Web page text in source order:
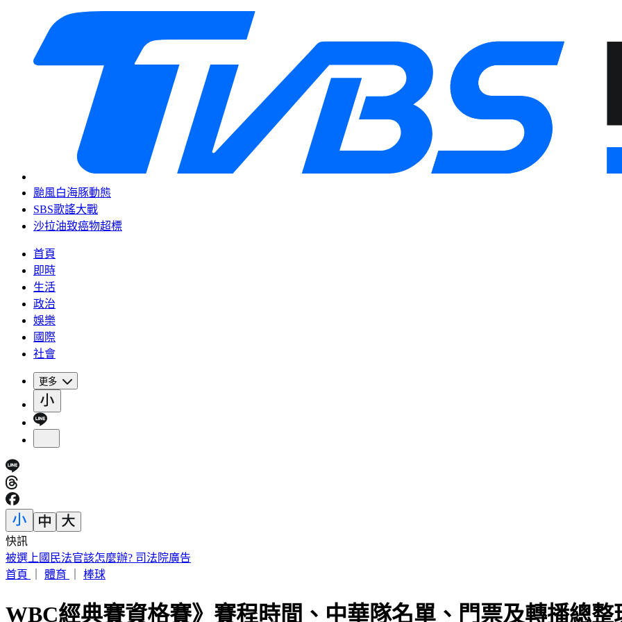
颱風白海豚動態
SBS歌謠大戰
沙拉油致癌物超標
首頁
即時
生活
政治
娛樂
國際
社會
更多
快訊
被選上國民法官該怎麼辦? 司法院廣告
首頁
體育 棒球
WBC經典賽資格賽》賽程時間、中華隊名單、門票及轉播總整